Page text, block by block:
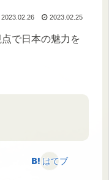
2023.02.26 2023.02.25
で日本の魅力を
はてブ